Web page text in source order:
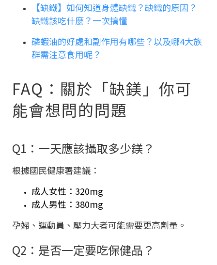
【缺鐵】如何知道身體缺鐵？缺鐵的原因？
缺鐵該吃什麼？一次搞懂
磷蝦油的好處和副作用有哪些？以及哪4大族
群需注意食用呢？
FAQ：關於「缺鎂」你可
能會想問的問題
Q1：一天應該攝取多少鎂？
根據國民健康署建議：
成人女性：320mg
成人男性：380mg
孕婦、運動員、壓力大者可能需要更高劑量。
Q2：是否一定要吃保健品？